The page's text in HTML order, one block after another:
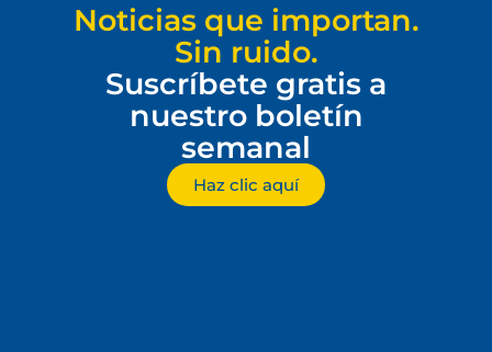
Noticias que importan.
Sin ruido.
Suscríbete gratis a
nuestro boletín
semanal
Haz clic aquí